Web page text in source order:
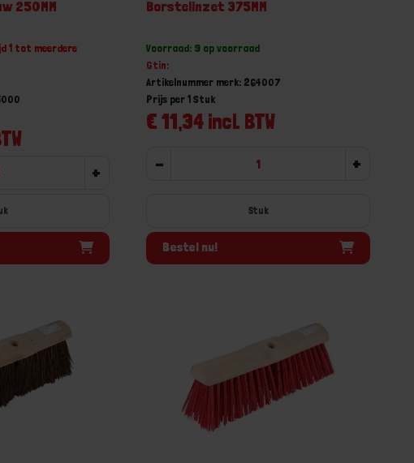
250MM
1 tot meerdere
+
Borstelinzet 375MM
Voorraad: 9 op voorraad
Gtin:
Artikelnummer merk: 264007
€ 11,34 incl. BTW
Prijs per 1 Stuk
- +
Stuk
Bestel nu!